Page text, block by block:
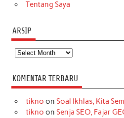
Tentang Saya
ARSIP
Arsip
KOMENTAR TERBARU
tikno on Soal Ikhlas, Kita
tikno on Senja SEO, Fajar